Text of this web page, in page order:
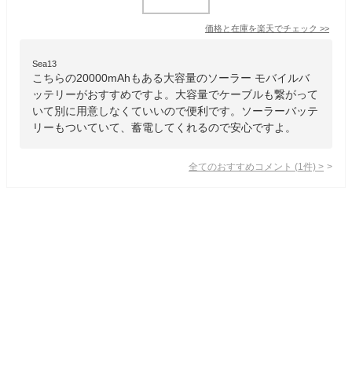
価格と在庫を楽天でチェック >>
Sea13
こちらの20000mAhもある大容量のソーラー モバイルバ
ッテリーがおすすめですよ。大容量でケーブルも繋がって
いて別に用意しなくていいので便利です。ソーラーバッテ
リーもついていて、蓄電してくれるので安心ですよ。
全てのおすすめコメント (1 件) >